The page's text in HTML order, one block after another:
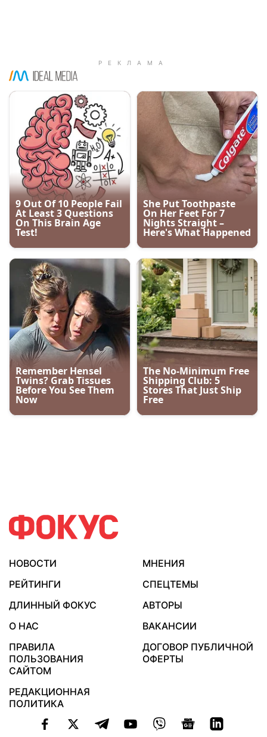
НОВОСТИ
МНЕНИЯ
РЕЙТИНГИ
СПЕЦТЕМЫ
ДЛИННЫЙ ФОКУС
АВТОРЫ
О НАС
ВАКАНСИИ
ПРАВИЛА
ПОЛЬЗОВАНИЯ
САЙТОМ
ДОГОВОР ПУБЛИЧНОЙ
ОФЕРТЫ
РЕДАКЦИОННАЯ
ПОЛИТИКА